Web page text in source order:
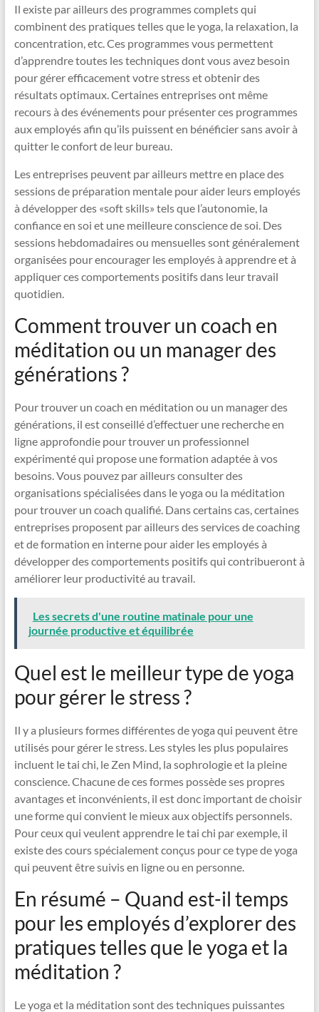
Il existe par ailleurs des programmes complets qui
combinent des pratiques telles que le yoga, la relaxation, la
concentration, etc. Ces programmes vous permettent
d’apprendre toutes les techniques dont vous avez besoin
pour gérer efficacement votre stress et obtenir des
résultats optimaux. Certaines entreprises ont même
recours à des événements pour présenter ces programmes
aux employés afin qu’ils puissent en bénéficier sans avoir à
quitter le confort de leur bureau.
Les entreprises peuvent par ailleurs mettre en place des
sessions de préparation mentale pour aider leurs employés
à développer des «soft skills» tels que l’autonomie, la
confiance en soi et une meilleure conscience de soi. Des
sessions hebdomadaires ou mensuelles sont généralement
organisées pour encourager les employés à apprendre et à
appliquer ces comportements positifs dans leur travail
quotidien.
Comment trouver un coach en
méditation ou un manager des
générations ?
Pour trouver un coach en méditation ou un manager des
générations, il est conseillé d’effectuer une recherche en
ligne approfondie pour trouver un professionnel
expérimenté qui propose une formation adaptée à vos
besoins. Vous pouvez par ailleurs consulter des
organisations spécialisées dans le yoga ou la méditation
pour trouver un coach qualifié. Dans certains cas, certaines
entreprises proposent par ailleurs des services de coaching
et de formation en interne pour aider les employés à
développer des comportements positifs qui contribueront à
améliorer leur productivité au travail.
Les secrets d'une routine matinale pour une
journée productive et équilibrée
Quel est le meilleur type de yoga
pour gérer le stress ?
Il y a plusieurs formes différentes de yoga qui peuvent être
utilisés pour gérer le stress. Les styles les plus populaires
incluent le tai chi, le Zen Mind, la sophrologie et la pleine
conscience. Chacune de ces formes possède ses propres
avantages et inconvénients, il est donc important de choisir
une forme qui convient le mieux aux objectifs personnels.
Pour ceux qui veulent apprendre le tai chi par exemple, il
existe des cours spécialement conçus pour ce type de yoga
qui peuvent être suivis en ligne ou en personne.
En résumé – Quand est-il temps
pour les employés d’explorer des
pratiques telles que le yoga et la
méditation ?
Le yoga et la méditation sont des techniques puissantes